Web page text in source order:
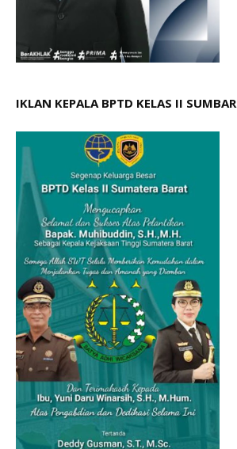
IKLAN KEPALA BPTD KELAS II SUMBAR